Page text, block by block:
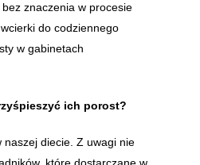
bez znaczenia w procesie
do codziennego
w gabinetach
ich porost?
naszej diecie. Z uwagi nie